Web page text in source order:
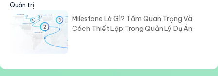
Quản trị
Milestone Là Gì? Tầm Quan Trọng Và
Cách Thiết Lập Trong Quản Lý Dự Án